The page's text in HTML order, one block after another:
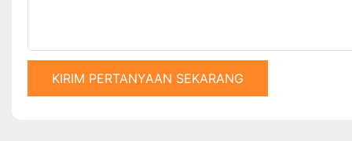
KIRIM PERTANYAAN SEKARANG